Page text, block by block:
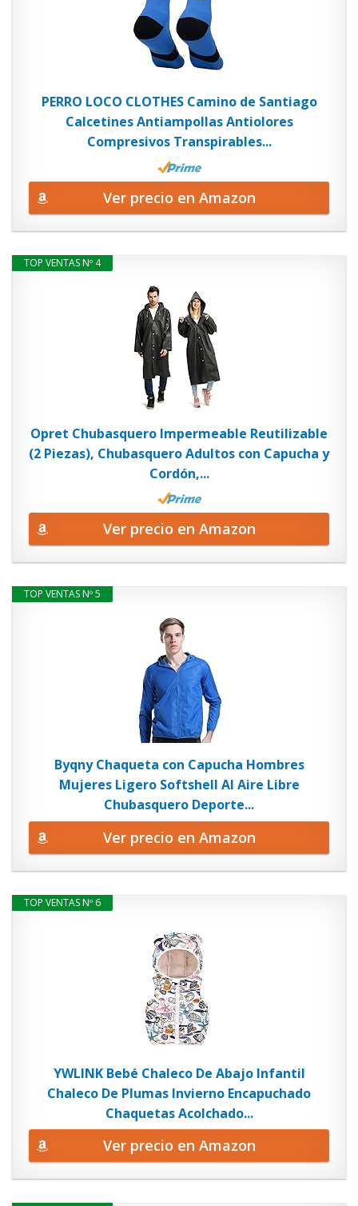
PERRO LOCO CLOTHES Camino de Santiago
Calcetines Antiampollas Antiolores
Compresivos Transpirables...
Ver precio en Amazon
TOP VENTAS Nº 4
Opret Chubasquero Impermeable Reutilizable
(2 Piezas), Chubasquero Adultos con Capucha y
Cordón,...
Ver precio en Amazon
TOP VENTAS Nº 5
Byqny Chaqueta con Capucha Hombres
Mujeres Ligero Softshell Al Aire Libre
Chubasquero Deporte...
Ver precio en Amazon
TOP VENTAS Nº 6
YWLINK Bebé Chaleco De Abajo Infantil
Chaleco De Plumas Invierno Encapuchado
Chaquetas Acolchado...
Ver precio en Amazon